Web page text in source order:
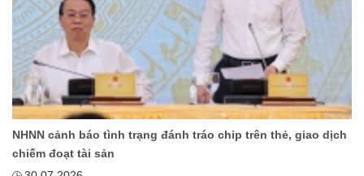
NHNN cảnh báo tình trạng đánh tráo chip trên thẻ, giao dịch
chiếm đoạt tài sản